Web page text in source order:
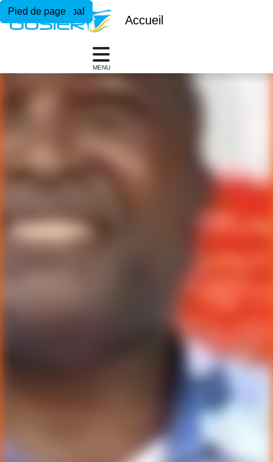
Menu principal
Contenu principal
Pied de page
Accueil
MENU